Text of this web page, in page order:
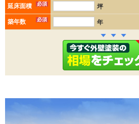
延床面積 必須 坪
築年数 必須 年